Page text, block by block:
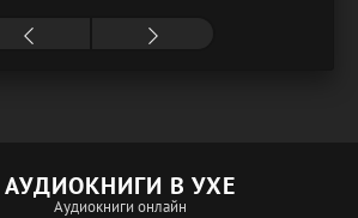
АУДИОКНИГИ В УХЕ
Аудиокниги онлайн